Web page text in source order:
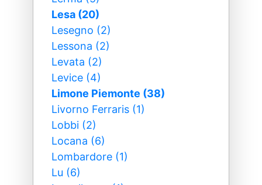
Lesa (20)
Lesegno (2)
Lessona (2)
Levata (2)
Levice (4)
Limone Piemonte (38)
Livorno Ferraris (1)
Lobbi (2)
Locana (6)
Lombardore (1)
Lu (6)